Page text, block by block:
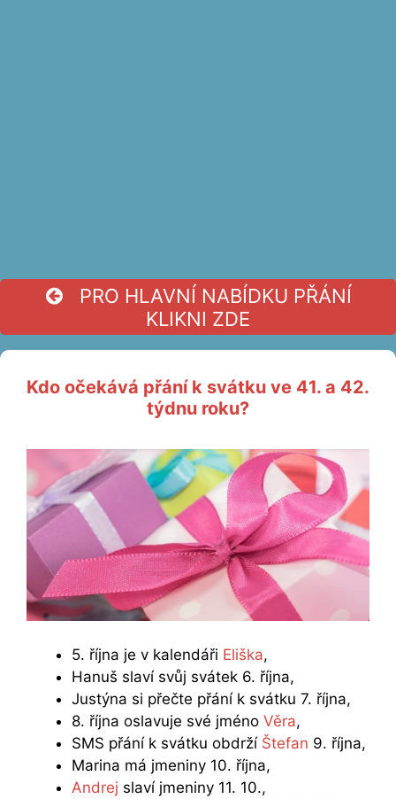
PRO HLAVNÍ NABÍDKU PŘÁNÍ
KLIKNI ZDE
Kdo očekává přání k svátku ve 41. a 42.
týdnu roku?
5. října je v kalendáři Eliška,
Hanuš slaví svůj svátek 6. října,
Justýna si přečte přání k svátku 7. října,
8. října oslavuje své jméno Věra,
SMS přání k svátku obdrží Štefan 9. října,
Marina má jmeniny 10. října,
Andrej slaví jmeniny 11. 10.,